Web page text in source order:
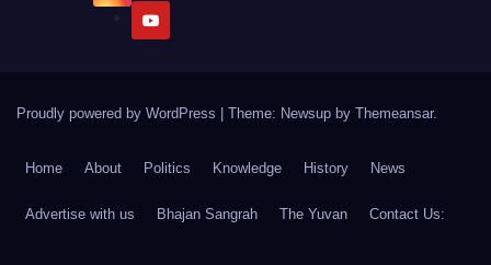
Proudly powered by WordPress Theme: Newsup by Themeansar.
Home About Politics Knowledge History News
Advertise with us Bhajan Sangrah The Yuvan Contact Us: